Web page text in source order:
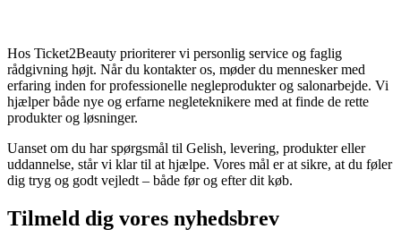
Hos Ticket2Beauty prioriterer vi personlig service og faglig
rådgivning højt. Når du kontakter os, møder du mennesker med
erfaring inden for professionelle negleprodukter og salonarbejde. Vi
hjælper både nye og erfarne negleteknikere med at finde de rette
produkter og løsninger.
Uanset om du har spørgsmål til Gelish, levering, produkter eller
uddannelse, står vi klar til at hjælpe. Vores mål er at sikre, at du føler
dig tryg og godt vejledt – både før og efter dit køb.
Tilmeld dig vores nyhedsbrev